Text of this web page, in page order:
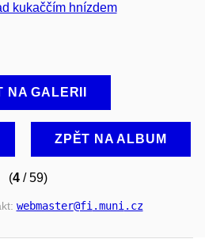
NA GALERII
ZPĚT NA ALBUM
(4/ 59)
webmaster@fi.muni.cz